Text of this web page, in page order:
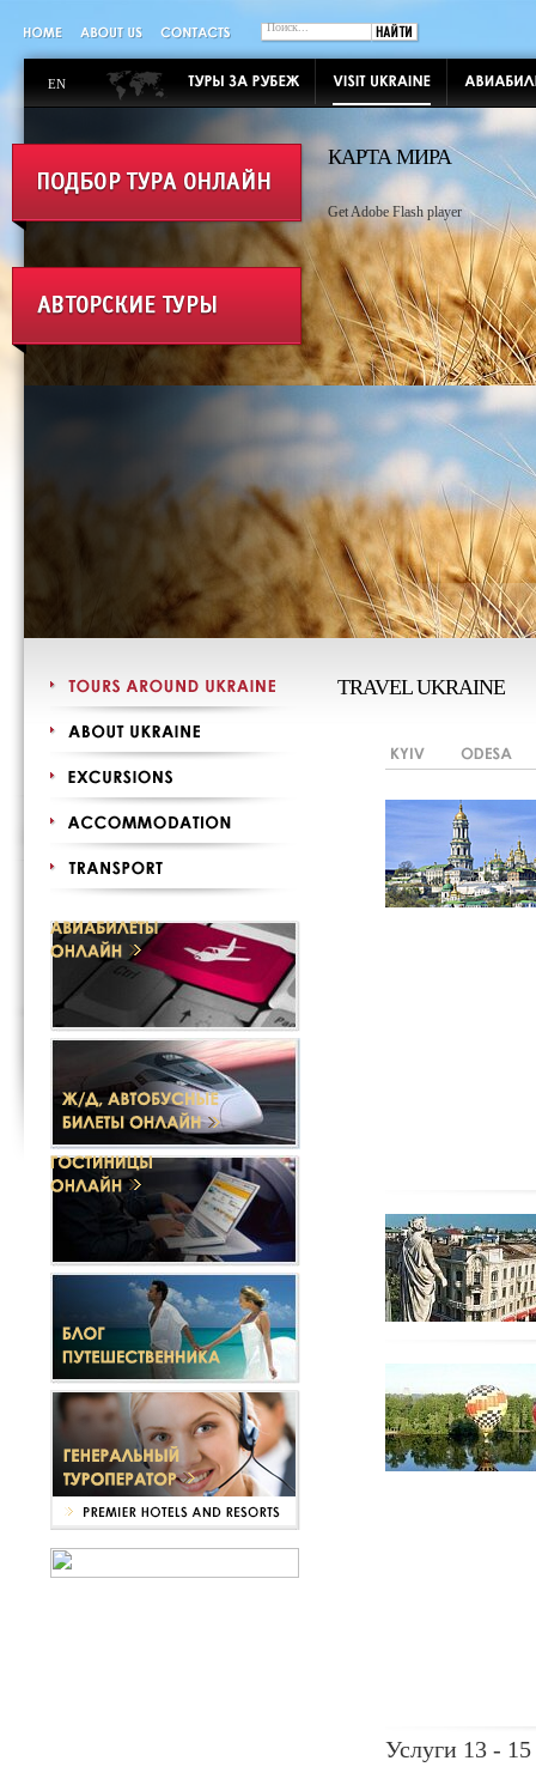
EN
КАРТА МИРА
Get Adobe Flash player
TRAVEL UKRAINE
Услуги 13 -